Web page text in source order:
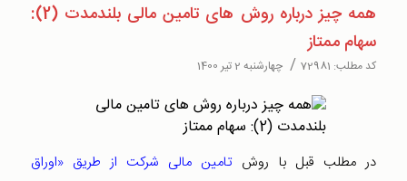
همه چیز درباره روش های تامین مالی بلندمدت (2):
سهام ممتاز
کد مطلب: 72981
/ چهارشنبه 2 تیر 1400
در مطلب قبل با روش تامین مالی شرکت از طریق «اوراق